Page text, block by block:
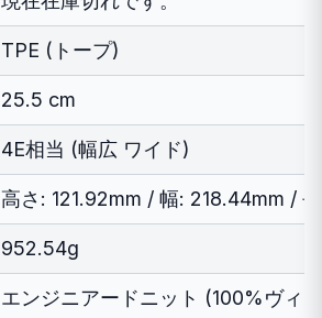
TPE (トープ)
25.5 cm
4E相当 (幅広 ワイド)
高さ: 121.92mm / 幅: 218.44mm /
952.54g
エンジニアードニット (100%ヴィ